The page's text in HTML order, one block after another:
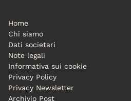
Home
Chi siamo
Dati societari
Note legali
Informativa sui cookie
Privacy Policy
Privacy Newsletter
Archivio Post